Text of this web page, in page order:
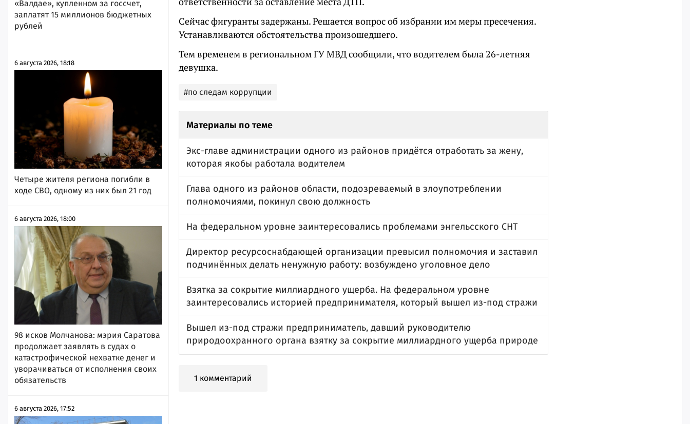
«Валдае», купленном за госсчет,
заплатят 15 миллионов бюджетных
рублей
6 августа 2026, 18:18
Четыре жителя региона погибли в
ходе СВО, одному из них был 21 год
6 августа 2026, 18:00
98 исков Молчанова: мэрия Саратова
продолжает заявлять в судах о
катастрофической нехватке денег и
уворачиваться от исполнения своих
обязательств
6 августа 2026, 17:52
Сейчас фигуранты задержаны. Решается вопрос об избрании им меры пресечения.
Устанавливаются обстоятельства произошедшего.
Тем временем в региональном ГУ МВД сообщили, что водителем была 26-летняя
девушка.
#по следам коррупции
Материалы по теме
Экс-главе администрации одного из районов придётся отработать за жену,
которая якобы работала водителем
Глава одного из районов области, подозреваемый в злоупотреблении
полномочиями, покинул свою должность
На федеральном уровне заинтересовались проблемами энгельсского СНТ
Директор ресурсоснабдающей организации превысил полномочия и заставил
подчинённых делать ненужную работу: возбуждено уголовное дело
Взятка за сокрытие миллиардного ущерба. На федеральном уровне
заинтересовались историей предпринимателя, который вышел из-под стражи
Вышел из-под стражи предприниматель, давший руководителю
природоохранного органа взятку за сокрытие миллиардного ущерба природе
1 комментарий